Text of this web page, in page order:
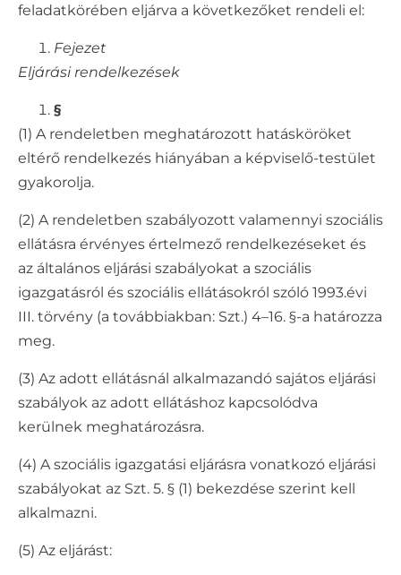
feladatkörében eljárva a következőket rendeli el:
Fejezet
Eljárási rendelkezések
§
(1) A rendeletben meghatározott hatásköröket
eltérő rendelkezés hiányában a képviselő-testület
gyakorolja.
(2) A rendeletben szabályozott valamennyi szociális
ellátásra érvényes értelmező rendelkezéseket és
az általános eljárási szabályokat a szociális
igazgatásról és szociális ellátásokról szóló 1993.évi
III. törvény (a továbbiakban: Szt.) 4–16. §-a határozza
meg.
(3) Az adott ellátásnál alkalmazandó sajátos eljárási
szabályok az adott ellátáshoz kapcsolódva
kerülnek meghatározásra.
(4) A szociális igazgatási eljárásra vonatkozó eljárási
szabályokat az Szt. 5. § (1) bekezdése szerint kell
alkalmazni.
(5) Az eljárást: